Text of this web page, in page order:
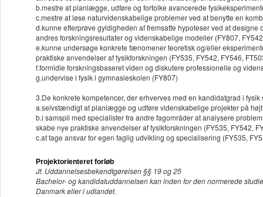
b.mestre at planlægge, udføre og fortolke avancerede
c.mestre at løse naturvidenskabelige problemer ved at benytte en
d.kunne efterprøve gyldigheden af fremsatte hypoteser ved at
andres forskningsresultater og videnskabelige modeller (FY807,
e.kunne undersøge konkrete fænomener teoretisk og/eller
praktiske anvendelser af fysikforskningen (FY535, FY542, FY546,
f.formidle forskningsbaseret viden og diskutere professionelle og
g.undervise i fysik i gymnasieskolen (FY807)
3.De konkrete kompetencer, der erhverves med en kandidatgrad i
a.selvstændigt at planlægge og udføre videnskabelige projekter på
b.i samspil med specialister fra andre fagområder at analysere
skabe nye praktiske anvendelser af fysikforskningen (FY535, FY542,
c.at tage ansvar for egen faglig udvikling og specialisering (FY535,
Projektorienteret forløb
Jf. Uddannelsesbekendtgørelsen §§ 19 og 25
Bachelor- og kandidatuddannelsen kan inden for den normerede
Danmark eller i udlandet.